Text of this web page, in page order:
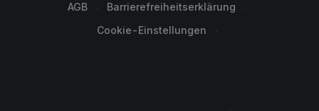
AGB
Barrierefreiheitserklärung
Cookie-Einstellungen